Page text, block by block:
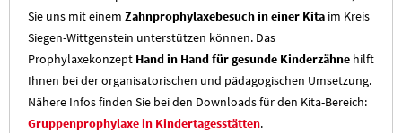
Sie uns mit einem Zahnprophylaxebesuch in einer Kita im Kreis
Siegen-Wittgenstein unterstützen können. Das
Prophylaxekonzept Hand in Hand für gesunde Kinderzähne hilft
Ihnen bei der organisatorischen und pädagogischen Umsetzung.
Nähere Infos finden Sie bei den Downloads für den Kita-Bereich:
Gruppenprophylaxe in Kindertagesstätten.